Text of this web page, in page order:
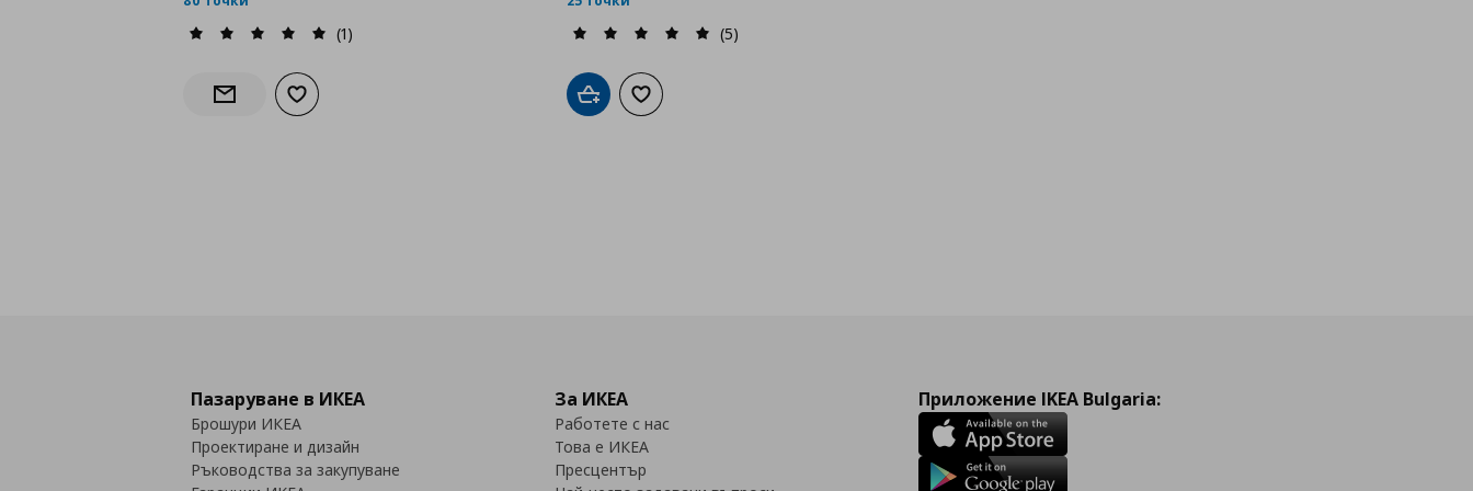
(1)
Информирай ме за наличност
Добави към списъка с любими
(5)
Добави в кошницата
Добави към списъка с любими
Пазаруване в ИКЕА
Брошури ИКЕА
Проектиране и дизайн
Ръководства за закупуване
За ИКЕА
Работете с нас
Това е ИКЕА
Пресцентър
Приложение IKEA Bulgaria: